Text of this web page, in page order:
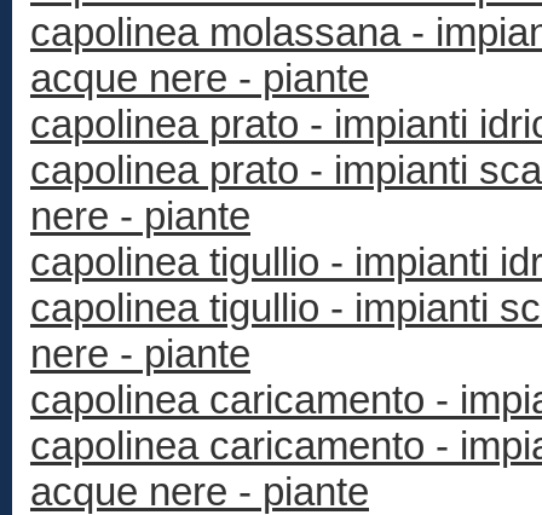
capolinea molassana -
acque nere - piante
capolinea prato - impianti
capolinea prato - impianti
nere - piante
capolinea tigullio - impianti
capolinea tigullio - impianti
nere - piante
capolinea caricamento -
capolinea caricamento -
acque nere - piante